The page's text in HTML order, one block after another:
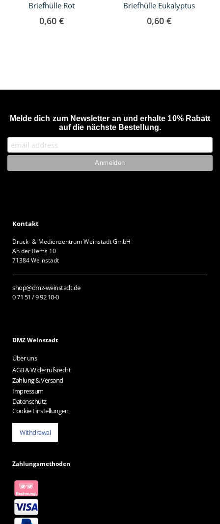
Briefhülle Rot
0,60 €
Briefhülle Eukalyptus
0,60 €
Melde dich zum Newsletter an und erhalte 10% Rabatt
auf die nächste Bestellung.
Kontakt
Druck- & Medienzentrum Weinstadt GmbH
An der Rems 10
71384 Weinstadt
shop@dmz-weinstadt.de
0 71 51 / 9 92 10-0
DMZ Weinstadt
Über uns
AGB & Widerrufsrecht
Zahlung & Versand
Impressum
Datenschutz
Cookie Einstellungen
Withdrawal
Zahlungsmethoden